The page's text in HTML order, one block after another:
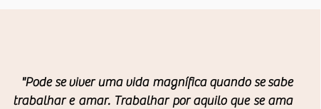
"Pode se viver uma vida magnífica quando se sabe
trabalhar e amar. Trabalhar por aquilo que se ama